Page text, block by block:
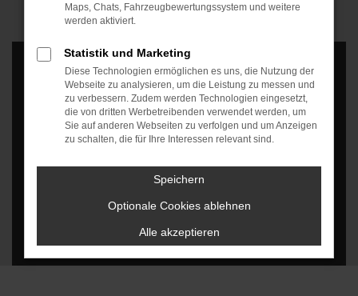
Es wird versucht, Inhalte vonwww.google.comzu laden. Dabei
können Daten an Dritte weitergegeben werden. Wenn Sie damit
einverstanden sind, klicken Sie bitte auf "Bestätigen".
Bestätigen
Maps, Chats, Fahrzeugbewertungssystem und weitere
werden aktiviert.
Statistik und Marketing
Diese Technologien ermöglichen es uns, die Nutzung der
Webseite zu analysieren, um die Leistung zu messen und
zu verbessern. Zudem werden Technologien eingesetzt,
die von dritten Werbetreibenden verwendet werden, um
Sie auf anderen Webseiten zu verfolgen und um Anzeigen
zu schalten, die für Ihre Interessen relevant sind.
Speichern
Optionale Cookies ablehnen
Alle akzeptieren